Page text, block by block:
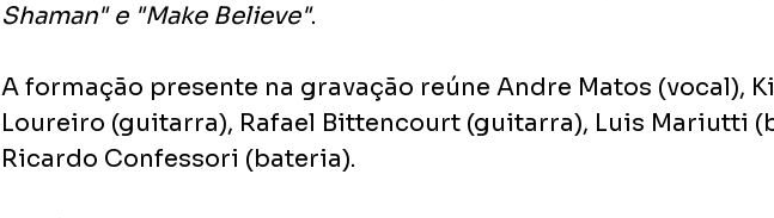
Shaman" e "Make Believe".
A formação presente na gravação reúne Andre Matos (vocal),
Loureiro (guitarra), Rafael Bittencourt (guitarra), Luis Mariutti
Ricardo Confessori (bateria).